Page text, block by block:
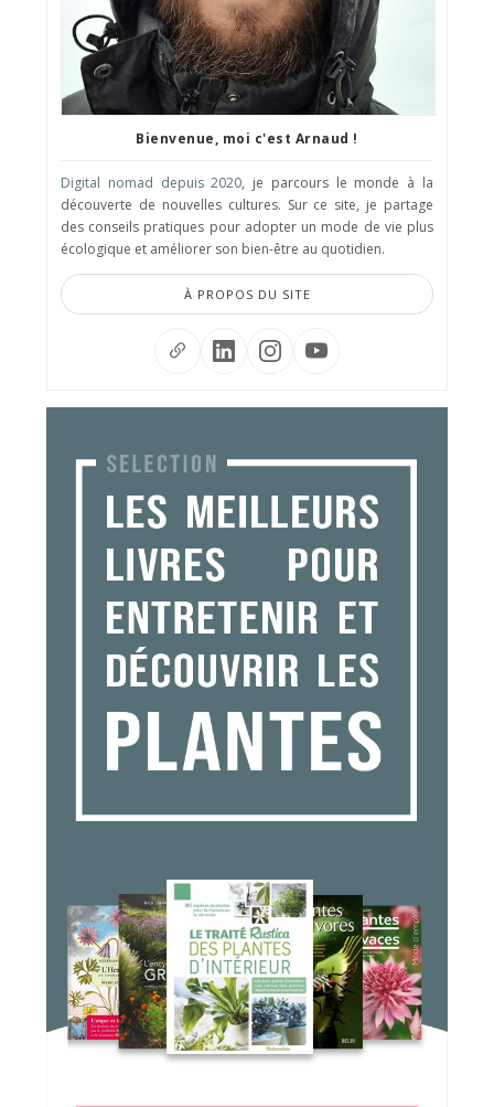
Bienvenue, moi c'est Arnaud !
Digital nomad depuis 2020, je parcours le monde à la
découverte de nouvelles cultures. Sur ce site, je partage
des conseils pratiques pour adopter un mode de vie plus
écologique et améliorer son bien-être au quotidien.
À PROPOS DU SITE